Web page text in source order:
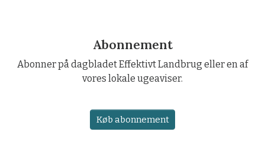
Abonnement
Abonner på dagbladet Effektivt Landbrug eller en af
vores lokale ugeaviser.
Køb abonnement